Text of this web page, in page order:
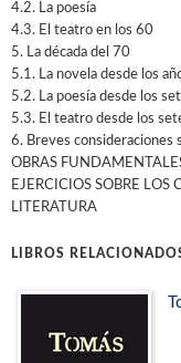
4.2. La poesía
4.3. El teatro en los 60
5. La década del 70
5.1. La novela desde los
5.2. La poesía desde los
5.3. El teatro desde los
6. Breves consideraciones
OBRAS
EJERCICIOS SOBRE
LITERATURA
LIBROS